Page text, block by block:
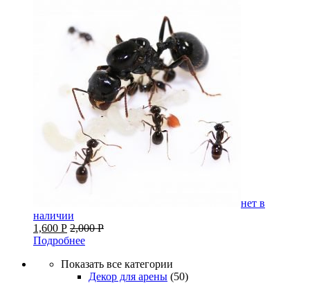
нет в
наличии
1,600 Р 2,000Р
Подробнее
Показать все категории
Декор для арены (50)